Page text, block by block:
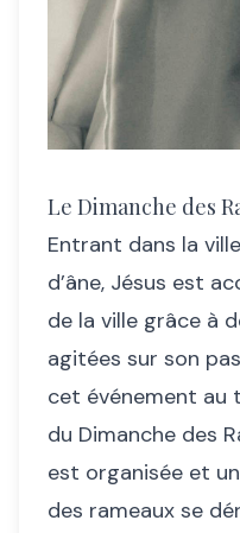
Le Dimanche des
Entrant dans la
d’âne, Jésus est
de la ville grâce à
agitées sur son
cet événement au
du Dimanche des
est organisée et
des rameaux se